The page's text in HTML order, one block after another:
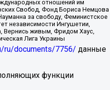
отношений им
Свобод, Фонд Бориса Немцова
за свободу, Феминистское
независимости Ингушетии,
Вернись живым, Фридом Хаус,
Лига Украины
ru/documents/7756/ данные
функции